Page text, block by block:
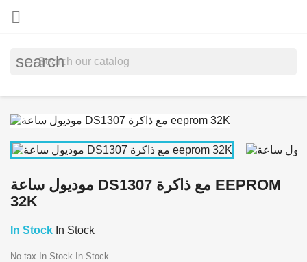

search
موديول ساعة DS1307 مع ذاكرة EEPROM
32K
In Stock In Stock
No tax In Stock In Stock